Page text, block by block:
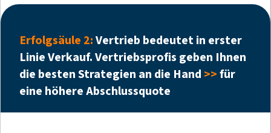
Erfolgsäule 2:Vertrieb bedeutet in erster
Linie Verkauf. Vertriebsprofis geben Ihnen
die besten Strategien an die Hand >>für
eine höhere Abschlussquote